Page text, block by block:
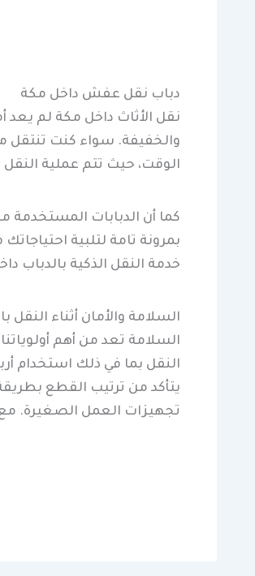
دباب نقل عفش داخل مكة
نقل الأثاث داخل مكة لم
والخفيفة. سواء كنت تنتقل
الوقت، حيث تتم عملية
كما أن الدبابات المستخدمة
بمرونة تامة لتلبية
خدمة النقل الذكية بالدباب
السلامة والأمان أثناء النقل
السلامة تعد من أهم
النقل بما في ذلك استخدام
يتأكد من ترتيب القطع
تجهيزات العمل الصغيرة.